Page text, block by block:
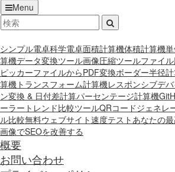
Menu
シンプル電卓科学電卓面積計算機体積計算機
算機データ変換ツール画像圧縮ツールファイ
ピッカーファイルからPDF変換ボーダー半径
算機 トランスフォーム計算機レスポンシブデ
ン変換 & 日付差計算パーセンテージ計算機
ーラー トレンド比較ツールQRコードジェネレ
ル比較無料ウェブサイト速度テスト あなたの
画像でSEOを改善する
概要
お問い合わせ